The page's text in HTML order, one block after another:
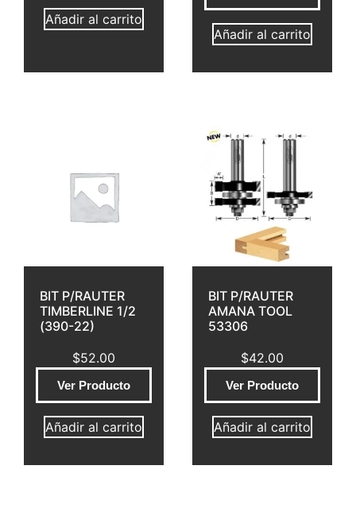
Añadir al carrito
Añadir al carrito
BIT P/RAUTER
TIMBERLINE 1/2
(390-22)
$52.00
Ver Producto
Añadir al carrito
BIT P/RAUTER
AMANA TOOL
53306
$42.00
Ver Producto
Añadir al carrito